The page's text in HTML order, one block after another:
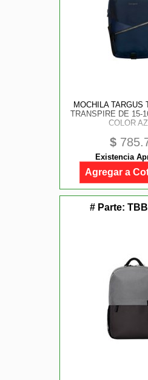
MOCHILA TARGUS
TRANSPIRE DE 15-
COLOR
$
Existencia
Agregar a
# Parte: